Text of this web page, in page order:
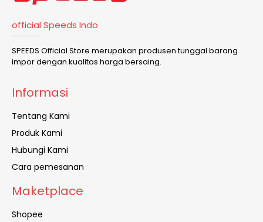
official Speeds Indo
SPEEDS Official Store merupakan produsen tunggal barang
impor dengan kualitas harga bersaing.
Informasi
Tentang Kami
Produk Kami
Hubungi Kami
Cara pemesanan
Maketplace
Shopee